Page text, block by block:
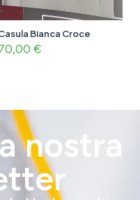
Bianca Croce
€
nostra